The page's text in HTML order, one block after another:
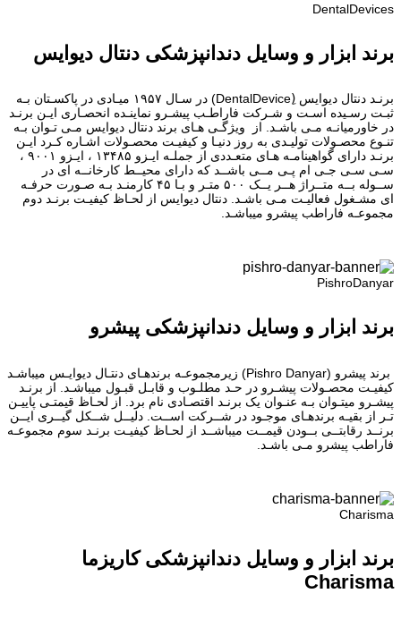
DentalDevices
برند ابزار و وسایل دندانپزشکی دنتال دیوایس
برنـد دنتال دیوایس (ِDentalDevice) در سـال ۱۹۵۷ میـادی در پاکسـتان بـه
ثبـت رسـیده اسـت و شـرکت فاراطـب پیشـرو نماینـده انحصـاری ایـن برنـد
در خاورمیانـه مـی باشـد. از ویژگـی هـای برند دنتال دیوایس مـی تـوان بـه
تنـوع محصـولات تولیـدی به روز دنیـا و کیفیـت محصـولات اشـاره کـرد ایـن
برنـد دارای گواهینامـه هـای متعـددی از جملـه ایـزو ۱۳۴۸۵ ، ایـزو ۹۰۰۱ ،
سـی سـی جـی ام پـی مــی باشــد که دارای محیــط کارخانــه ای در
ســوله بــه متــراژ هــر یــک ۵۰۰ متـر و بـا ۴۵ کارمنـد بـه صـورت حرفـه
ای مشـغول فعالیـت مـی باشـد. دنتال دیوایس از لحـاظ کیفیـت برنـد دوم
مجموعـه فاراطب پیشرو میباشـد.
PishroDanyar
برند ابزار و وسایل دندانپزشکی پیشرو
برند پیشرو (Pishro Danyar) زیرمجموعـه برندهـای دنتـال دیوایـس میباشـد
کیفیـت محصـولات پیشـرو در حـد مطلـوب و قابـل قبـول میباشـد. از برنـد
پیشـرو میتـوان بـه عنـوان یک برنـد اقتصـادی نام برد. از لحـاظ قیمتـی پاییـن
تـر از بقیـه برندهـای موجـود در شــرکت اســت. دلیــل شــکل گیــری ایــن
برنــد رقابتــی بــودن قیمــت میباشــد از لحـاظ کیفیـت برنـد سوم مجموعـه
فاراطب پیشرو مـی باشـد.
Charisma
برند ابزار و وسایل دندانپزشکی کاریزما
Charisma